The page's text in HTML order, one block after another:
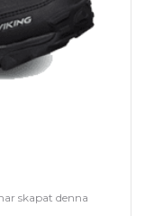
skapat denna